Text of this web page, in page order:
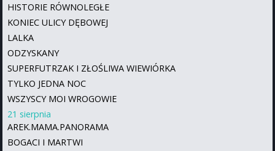
HISTORIE RÓWNOLEGŁE
KONIEC ULICY DĘBOWEJ
LALKA
ODZYSKANY
SUPERFUTRZAK I ZŁOŚLIWA WIEWIÓRKA
TYLKO JEDNA NOC
WSZYSCY MOI WROGOWIE
21 sierpnia
AREK.MAMA.PANORAMA
BOGACI I MARTWI